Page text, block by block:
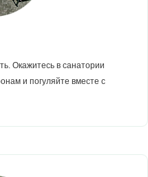
Окажитесь в санатории
и погуляйте вместе с